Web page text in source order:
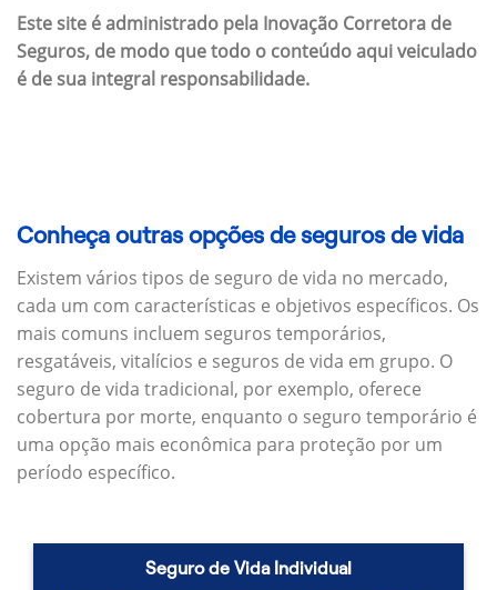
Este site é administrado pela Inovação Corretora de
Seguros, de modo que todo o conteúdo aqui veiculado
é de sua integral responsabilidade.
Conheça outras opções de seguros de vida
Existem vários tipos de seguro de vida no mercado,
cada um com características e objetivos específicos. Os
mais comuns incluem seguros temporários,
resgatáveis, vitalícios e seguros de vida em grupo. O
seguro de vida tradicional, por exemplo, oferece
cobertura por morte, enquanto o seguro temporário é
uma opção mais econômica para proteção por um
período específico.
Seguro de Vida Individual